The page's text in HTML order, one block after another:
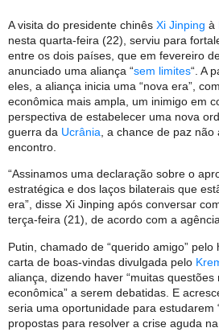
A visita do presidente chinês Xi Jinping à
nesta quarta-feira (22), serviu para
entre os dois países, que em fevereiro
anunciado uma aliança “sem limites“. A
eles, a aliança inicia uma “nova era”,
econômica mais ampla, um inimigo em
perspectiva de estabelecer uma nova
guerra da Ucrânia , a chance de paz
encontro.
“Assinamos uma declaração sobre o
estratégica e dos laços bilaterais que
era”, disse Xi Jinping após conversar
terça-feira (21), de acordo com a
Putin, chamado de “querido amigo”
carta de boas-vindas divulgada pelo
aliança, dizendo haver “muitas
econômica” a serem debatidas. E
seria uma oportunidade para estudarem
propostas para resolver a crise aguda na